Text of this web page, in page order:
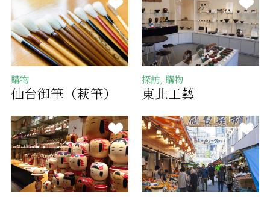
購物
仙台御筆（萩筆）
探訪, 購物
東北工藝